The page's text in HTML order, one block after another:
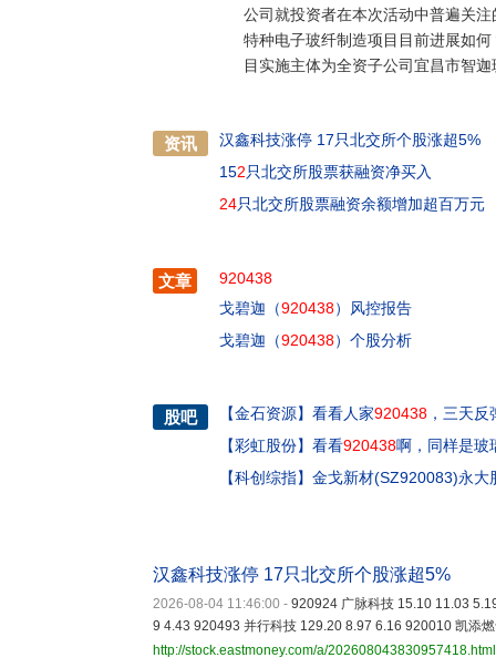
公司就投资者在本次活动中普遍关
特种电子玻纤制造项目目前进展如
目实施主体为全资子公司宜昌市智
资讯
汉鑫科技涨停 17只北交所个股涨超5%
152只北交所股票获融资净买入
24只北交所股票融资余额增加超百万元
文章
920438
戈碧迦（920438）风控报告
戈碧迦（920438）个股分析
股吧 【金石资源】 看看人家920438 ，三天
【彩虹股份】 看看920438啊，同样是玻
【科创综指】 金戈新材(SZ920083)永
汉鑫科技涨停 17只北交所个股涨超5%
2026-08-04 11:46:00 - 920924 广脉科技 15.10 11.03
9 4.43 920493 并行科技 129.20 8.97 6.16 920010 凯添
http://stock.eastmoney.com/a/202608043830957418.html